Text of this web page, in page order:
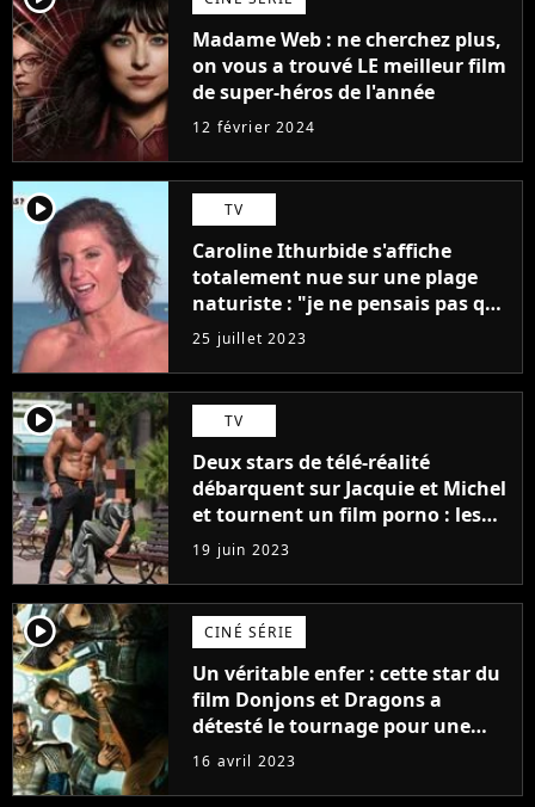
Madame Web : ne cherchez plus,
on vous a trouvé LE meilleur film
de super-héros de l'année
12 février 2024
player2 TV
Caroline Ithurbide s'affiche
totalement nue sur une plage
naturiste : "je ne pensais pas que
j'arriverais à le faire..."
25 juillet 2023
player2 TV
Deux stars de télé-réalité
débarquent sur Jacquie et Michel
et tournent un film porno : les
premières images du tournage
(exclu)
19 juin 2023
player2 CINÉ SÉRIE
Un véritable enfer : cette star du
film Donjons et Dragons a
détesté le tournage pour une
raison très spéciale
16 avril 2023